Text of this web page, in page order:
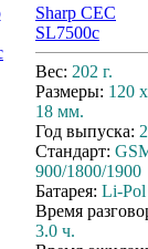
Sharp CEC
SL7500c
Вес: 202 г.
Размеры: 120
18 мм.
Год выпуска:
Стандарт:
900/1800/1900
Батарея: Li-
Время
3.0 ч.